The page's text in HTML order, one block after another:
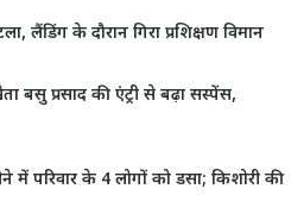
लैंडिंग के दौरान गिरा प्रशिक्षण विमान
बसु प्रसाद की एंट्री से बढ़ा सस्पेंस,
के 4 लोगों को डसा; किशोरी की